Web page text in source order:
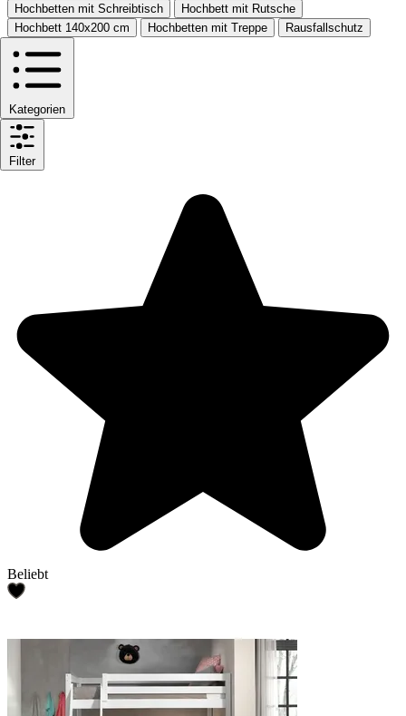
Hochbetten mit Schreibtisch
Hochbett mit Rutsche
Hochbett 140x200 cm
Hochbetten mit Treppe Rausfallschutz
Kategorien
Filter
Beliebt